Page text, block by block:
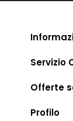
Servizio
Offerte
Profilo